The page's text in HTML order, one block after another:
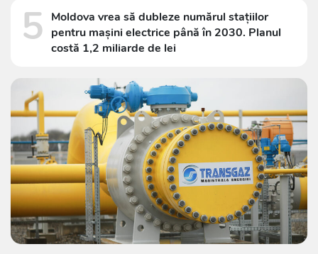
5 Moldova vrea să dubleze numărul stațiilor
pentru mașini electrice până în 2030. Planul
costă 1,2 miliarde de lei